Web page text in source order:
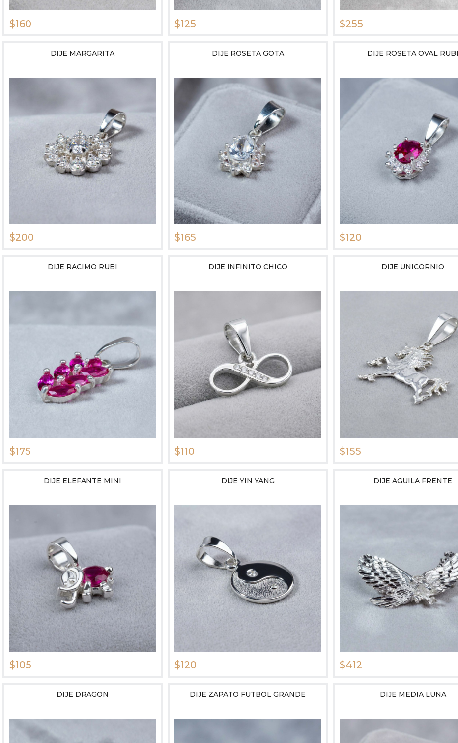
$160 $125 $255
DIJE MARGARITA
$200
DIJE ROSETA GOTA
$165
DIJE ROSETA OVAL RUBI
$120
DIJE RACIMO RUBI
$175
DIJE INFINITO CHICO
$110
DIJE UNICORNIO
$155
DIJE ELEFANTE MINI
$105
DIJE YIN YANG
$120
DIJE AGUILA FRENTE
$412
DIJE DRAGON DIJE ZAPATO FUTBOL GRANDE DIJE MEDIA LUNA